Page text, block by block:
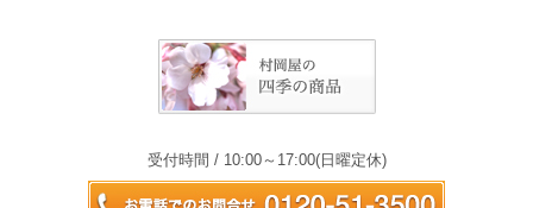
受付時間 / 10:00～17:00(日曜定休)